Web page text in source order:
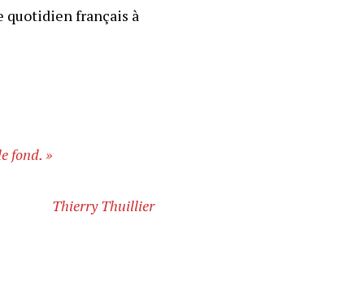
quotidien français à
fond. »
Thierry Thuillier